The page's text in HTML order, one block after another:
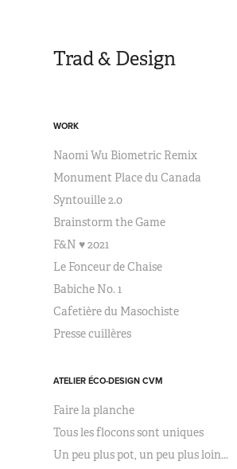
Trad & Design
WORK
Naomi Wu Biometric Remix
Monument Place du Canada
Syntouille 2.0
Brainstorm the Game
F&N ♥ 2021
Le Fonceur de Chaise
Babiche No. 1
Cafetière du Masochiste
Presse cuillères
ATELIER ÉCO-DESIGN CVM
Faire la planche
Tous les flocons sont uniques
Un peu plus pot, un peu plus loin...